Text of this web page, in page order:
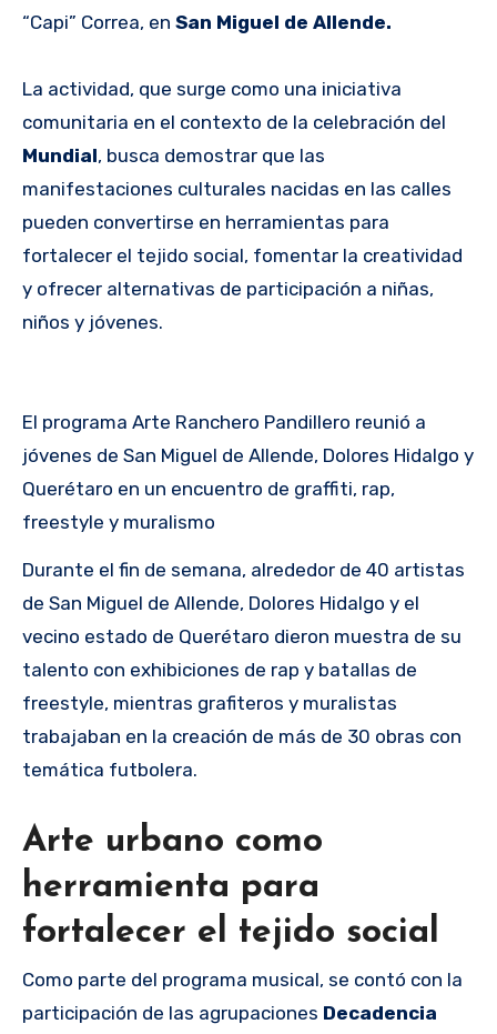
“Capi” Correa, en San Miguel de Allende.
La actividad, que surge como una iniciativa
comunitaria en el contexto de la celebración del
Mundial, busca demostrar que las
manifestaciones culturales nacidas en las calles
pueden convertirse en herramientas para
fortalecer el tejido social, fomentar la creatividad
y ofrecer alternativas de participación a niñas,
niños y jóvenes.
El programa Arte Ranchero Pandillero reunió a
jóvenes de San Miguel de Allende, Dolores Hidalgo y
Querétaro en un encuentro de graffiti, rap,
freestyle y muralismo
Durante el fin de semana, alrededor de 40 artistas
de San Miguel de Allende, Dolores Hidalgo y el
vecino estado de Querétaro dieron muestra de su
talento con exhibiciones de rap y batallas de
freestyle, mientras grafiteros y muralistas
trabajaban en la creación de más de 30 obras con
temática futbolera.
Arte urbano como
herramienta para
fortalecer el tejido social
Como parte del programa musical, se contó con la
participación de las agrupaciones Decadencia